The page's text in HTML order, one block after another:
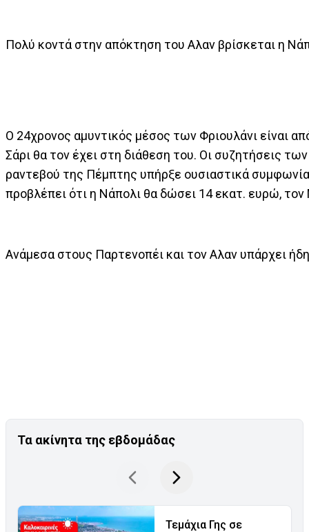
Πολύ κοντά στην απόκτηση του Αλαν βρίσκεται η
Ο 24χρονος αμυντικός μέσος των Φριουλάνι είναι
Σάρι θα τον έχει στη διάθεση του. Οι συζητήσεις
ραντεβού της Πέμπτης υπήρξε ουσιαστικά
προβλέπει ότι η Νάπολι θα δώσει 14 εκατ. ευρώ,
Ανάμεσα στους Παρτενοπέι και τον Αλαν υπάρχει
Τα ακίνητα της εβδομάδας
Τεμάχια Γης σε